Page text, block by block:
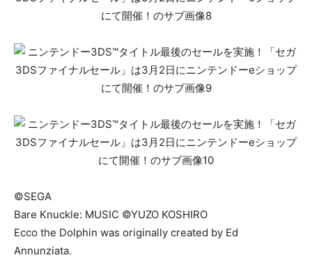
©SEGA
Bare Knuckle: MUSIC ©YUZO KOSHIRO
Ecco the Dolphin was originally created by Ed
Annunziata.